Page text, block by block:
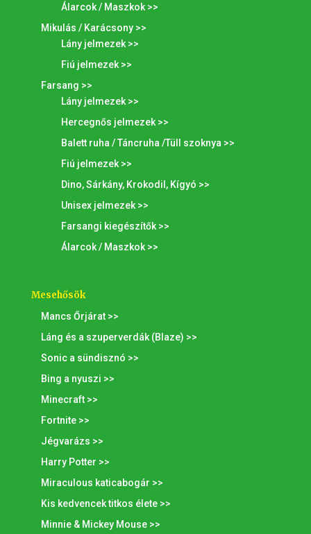
Álarcok / Maszkok >>
Mikulás / Karácsony >>
Lány jelmezek >>
Fiú jelmezek >>
Farsang >>
Lány jelmezek >>
Hercegnős jelmezek >>
Balett ruha / Táncruha /Tüll szoknya >>
Fiú jelmezek >>
Dino, Sárkány, Krokodil, Kígyó >>
Unisex jelmezek >>
Farsangi kiegészítők >>
Álarcok / Maszkok >>
Mesehősök
Mancs Őrjárat >>
Láng és a szuperverdák (Blaze) >>
Sonic a sündisznó >>
Bing a nyuszi >>
Minecraft >>
Fortnite >>
Jégvarázs >>
Harry Potter >>
Miraculous katicabogár >>
Kis kedvencek titkos élete >>
Minnie & Mickey Mouse >>